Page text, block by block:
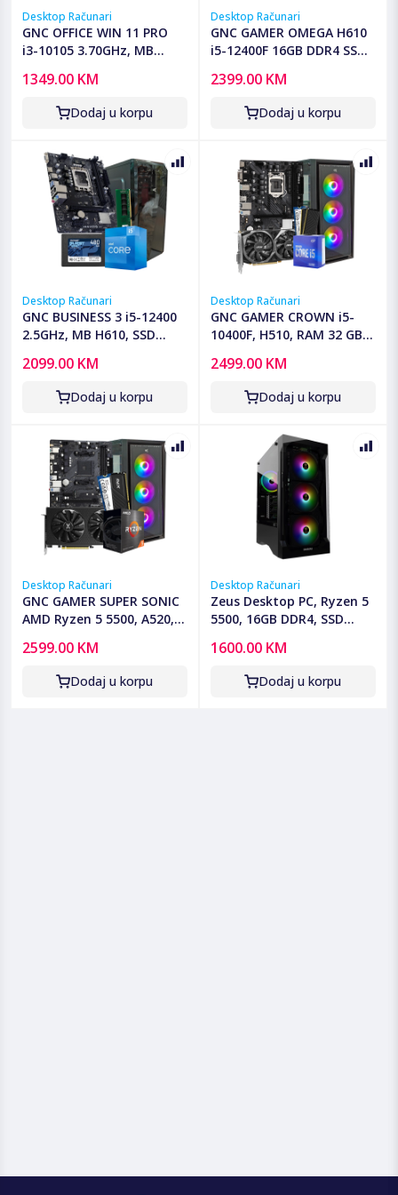
Desktop Računari
GNC OFFICE WIN 11 PRO
i3-10105 3.70GHz, MB
2,5 240GB , Kućište sa
napajanjem 500W, 2Y
1349.00 KM
Dodaj u korpu
Desktop Računari
GNC GAMER OMEGA H610
i5-12400F 16GB DDR4 SSD
GAMING KUCISTE NO-OS
2399.00 KM
Dodaj u korpu
Desktop Računari
GNC BUSINESS 3 i5-12400
2.5GHz, MB H610, SSD
Kucište office, WIN 11 PRO,
OFFICE PRO PLUS 2019
2099.00 KM
Dodaj u korpu
Desktop Računari
GNC GAMER CROWN i5-
10400F, H510, RAM 32 GB
8GB, PSU 550W, kućište
gaming
2499.00 KM
Dodaj u korpu
Desktop Računari
GNC GAMER SUPER SONIC
AMD Ryzen 5 5500, A520,
SSD 1TB, PSU 650W,
kućište gaming
2599.00 KM
Dodaj u korpu
Desktop Računari
Zeus Desktop PC, Ryzen 5
5500, 16GB DDR4, SSD
5500/16GB/512/RX580
1600.00 KM
Dodaj u korpu